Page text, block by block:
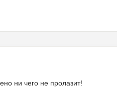
ни чего не пролазит!